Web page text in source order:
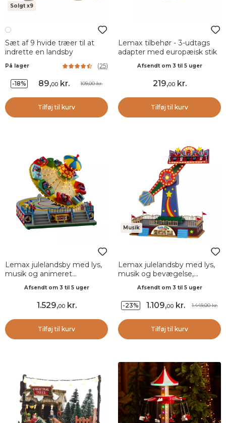
Solgt x9
Sæt af 9 hvide træer til at
indrette en landsby
På lager (25)
-18% 89,00kr. 109,00 kr.
Tilføj til kurv
Lemax tilbehør - 3-udtags
adapter med europæisk stik
Afsendt om 3 til 5 uger
219,00kr.
Tilføj til kurv
Lemax julelandsby med lys,
musik og animeret
Afsendt om 3 til 5 uger
1.529,00kr.
Tilføj til kurv
Musik
Lemax julelandsby med lys,
musik og bevægelse,
Afsendt om 3 til 5 uger
-23% 1.109,00 kr. 1.449,00 kr.
Tilføj til kurv